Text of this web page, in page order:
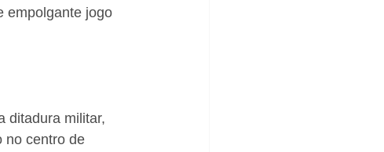
empolgante jogo
ditadura militar,
no centro de